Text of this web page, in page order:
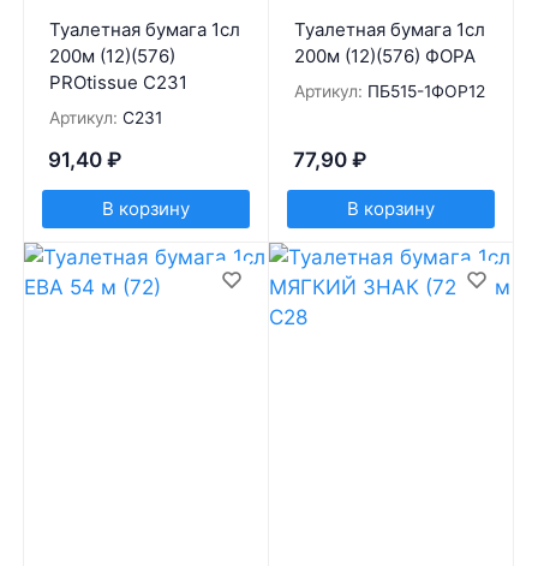
Туалетная бумага 1сл
200м (12)(576)
PROtissue С231
Артикул: С231
91,40 ₽
В корзину
Туалетная бумага 1сл
200м (12)(576) ФОРА
Артикул: ПБ515-1ФОР12
77,90 ₽
В корзину